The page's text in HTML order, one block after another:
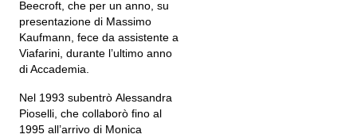
Beecroft, che per un anno, su
presentazione di Massimo
Kaufmann, fece da assistente a
Viafarini, durante l’ultimo anno
di Accademia.
Nel 1993 subentrò Alessandra
Pioselli, che collaborò fino al
1995 all’arrivo di Monica